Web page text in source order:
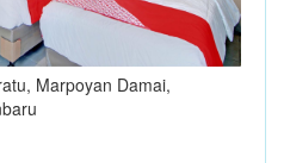
Marpoyan Damai,